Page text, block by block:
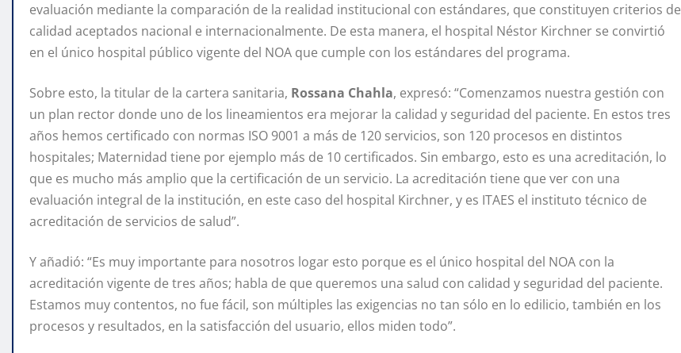
evaluación mediante la comparación de la realidad institucional con estándares, que constituyen criterios de
calidad aceptados nacional e internacionalmente. De esta manera, el hospital Néstor Kirchner se convirtió
en el único hospital público vigente del NOA que cumple con los estándares del programa.
Sobre esto, la titular de la cartera sanitaria, Rossana Chahla, expresó: “Comenzamos nuestra gestión con
un plan rector donde uno de los lineamientos era mejorar la calidad y seguridad del paciente. En estos tres
años hemos certificado con normas ISO 9001 a más de 120 servicios, son 120 procesos en distintos
hospitales; Maternidad tiene por ejemplo más de 10 certificados. Sin embargo, esto es una acreditación, lo
que es mucho más amplio que la certificación de un servicio. La acreditación tiene que ver con una
evaluación integral de la institución, en este caso del hospital Kirchner, y es ITAES el instituto técnico de
acreditación de servicios de salud”.
Y añadió: “Es muy importante para nosotros logar esto porque es el único hospital del NOA con la
acreditación vigente de tres años; habla de que queremos una salud con calidad y seguridad del paciente.
Estamos muy contentos, no fue fácil, son múltiples las exigencias no tan sólo en lo edilicio, también en los
procesos y resultados, en la satisfacción del usuario, ellos miden todo”.